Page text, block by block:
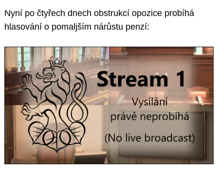
Nyní po čtyřech dnech obstrukcí opozice probíhá
hlasování o pomaljším nárůstu penzí: